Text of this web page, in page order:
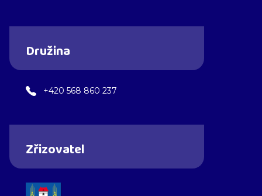
Družina
+420 568 860 237
Zřizovatel